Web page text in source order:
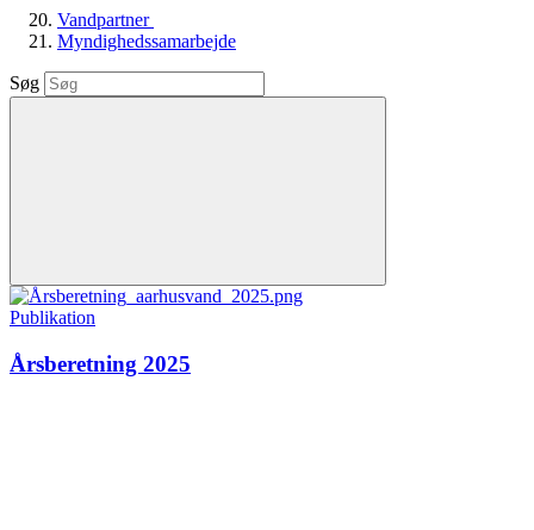
Vandpartner
Myndighedssamarbejde
Søg
Publikation
Årsberetning 2025